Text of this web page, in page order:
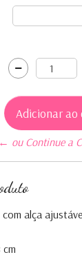
← ou Continue a
com alça